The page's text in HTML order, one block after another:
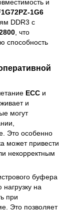
и
1G6
DDR3 с
, что
способность
ECC и
и
могут
Это особенно
может привести
некорректным
буфера
на
при
Это позволяет